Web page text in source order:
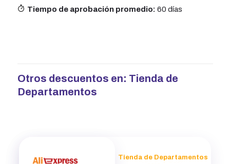
Tiempo de aprobación promedio: 60 días
Otros descuentos en: Tienda de
Departamentos
Tienda de Departamentos